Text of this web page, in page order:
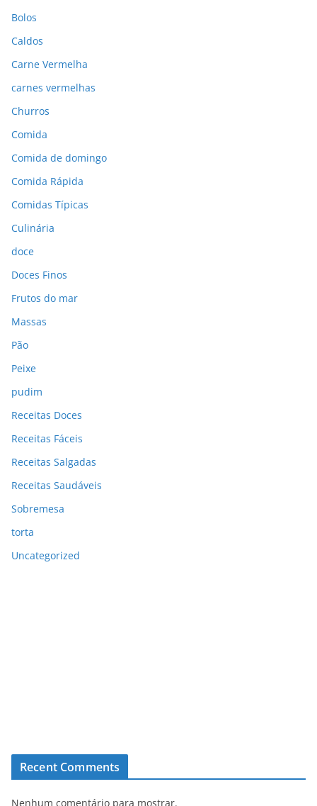
Bolos
Caldos
Carne Vermelha
carnes vermelhas
Churros
Comida
Comida de domingo
Comida Rápida
Comidas Típicas
Culinária
doce
Doces Finos
Frutos do mar
Massas
Pão
Peixe
pudim
Receitas Doces
Receitas Fáceis
Receitas Salgadas
Receitas Saudáveis
Sobremesa
torta
Uncategorized
Recent Comments
Nenhum comentário para mostrar.